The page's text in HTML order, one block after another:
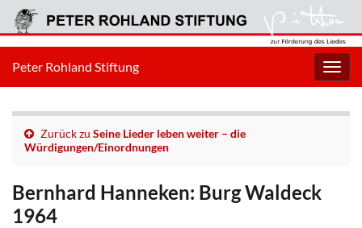
Peter Rohland Stiftung
Zurück zu Seine Lieder leben weiter – die
Würdigungen/Einordnungen
Bernhard Hanneken: Burg Waldeck
1964